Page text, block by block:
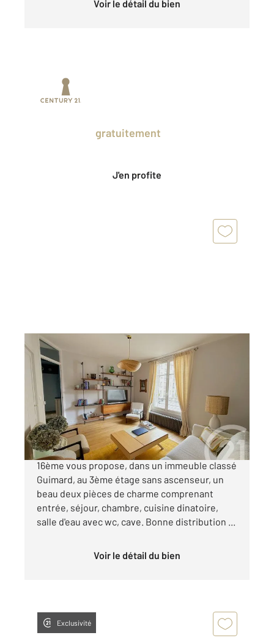
Voir le détail du bien
gratuitement
J'en profite
PARIS 75016
47 m2, 2 pièces
Ref : 10227
Appartement F2 à vendre
449 000 €
LANCRET. Votre agence Century 21 Via Conseil
16ème vous propose, dans un immeuble classé
Guimard, au 3ème étage sans ascenseur, un
beau deux pièces de charme comprenant
entrée, séjour, chambre, cuisine dinatoire,
salle d'eau avec wc, cave. Bonne distribution ...
Voir le détail du bien
Exclusivité